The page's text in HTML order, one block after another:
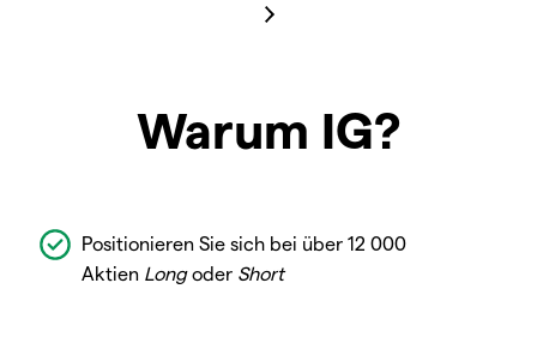
Warum IG?
Positionieren Sie sich bei über 12 000
Aktien Longoder Short